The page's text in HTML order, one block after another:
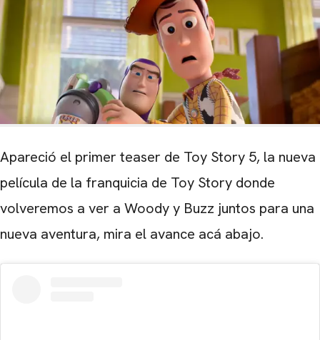
Apareció el primer teaser de Toy Story 5, la nueva
película de la franquicia de Toy Story donde
volveremos a ver a Woody y Buzz juntos para una
nueva aventura, mira el avance acá abajo.